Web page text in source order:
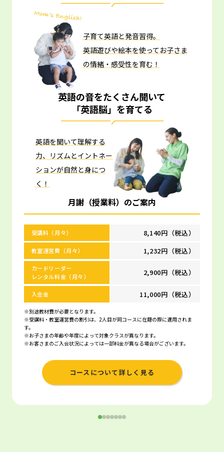
子育て英語と発音習得。
英語遊びや絵本を使ってお子さま
の情緒・感受性を育む！
英語の音をたくさん聞いて
「英語脳」を育てる
英語を聞いて理解する
力、リズムとイントネー
ションが自然と身につ
く！
月謝（授業料）のご案内
受講料（月々） 8,140円（税込）
教室運営費（月々） 1,232円（税込）
カードリーダー
レンタル料金（月々）
2,900円（税込）
入会金 11,000円（税込）
※別途教材費が必要となります。
※受講料・教室運営費の割引は、2人目が同コースに在籍の際に適用されま
す。
※お子さまの年齢や年度によって対象クラスが異なります。
※お客さまのご入会状況によっては一部料金が異なる場合がございます。
コースについて詳しく見る